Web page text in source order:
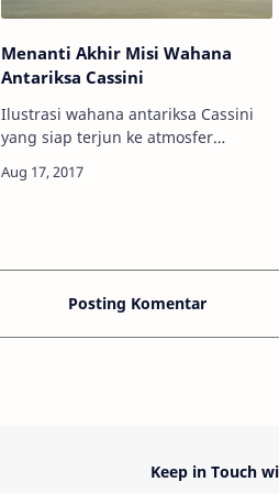
Menanti Akhir Misi Wahana
Antariksa Cassini
Ilustrasi wahana antariksa Cassini
yang siap terjun ke atmosfer
Info Astronomy - Wahana antariksa
Posting Komentar
Keep in Touch